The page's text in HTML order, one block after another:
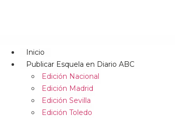
Inicio
Publicar Esquela en Diario ABC
Edición Nacional
Edición Madrid
Edición Sevilla
Edición Toledo